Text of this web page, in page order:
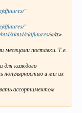
"
"
simt4/cfdfutures/</a>
месяцами поставки. Т.е.
для каждого
популярностью и мы их
ассортиментом